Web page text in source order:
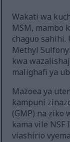
Wakati wa
MSM, mambo
chaguo
Methyl
kwa
malighafi ya
Mazoea ya
kampuni
(GMP) na ziko
kama vile
viashirio